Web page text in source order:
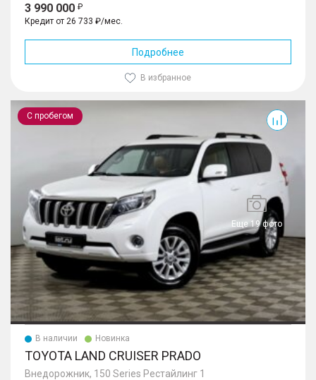
3 990 000
Кредит от 26 733 ₽/мес.
Подробнее
В избранное
С пробегом
Еще 19 фото
Land Cruiser Prado
В наличии Новинка
TOYOTA LAND CRUISER PRADO
Внедорожник, 150 Series Рестайлинг 1